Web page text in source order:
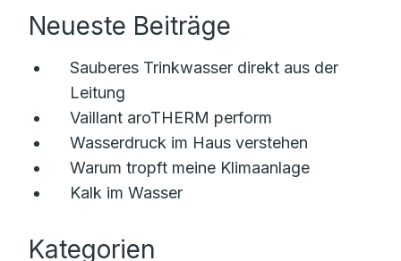
Neueste Beiträge
Sauberes Trinkwasser direkt aus der
Leitung
Vaillant aroTHERM perform
Wasserdruck im Haus verstehen
Warum tropft meine Klimaanlage
Kalk im Wasser
Kategorien